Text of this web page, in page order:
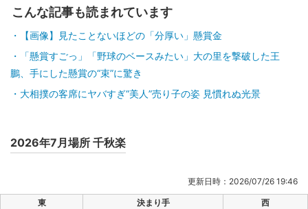
こんな記事も読まれています
【画像】見たことないほどの「分厚い」懸賞金
「懸賞すごっ」「野球のベースみたい」大の里を撃破した王
鵬、手にした懸賞の“束”に驚き
大相撲の客席にヤバすぎ“美人”売り子の姿 見慣れぬ光景
2026年7月場所 千秋楽
更新日時：2026/07/26 19:46
東 決まり手 西